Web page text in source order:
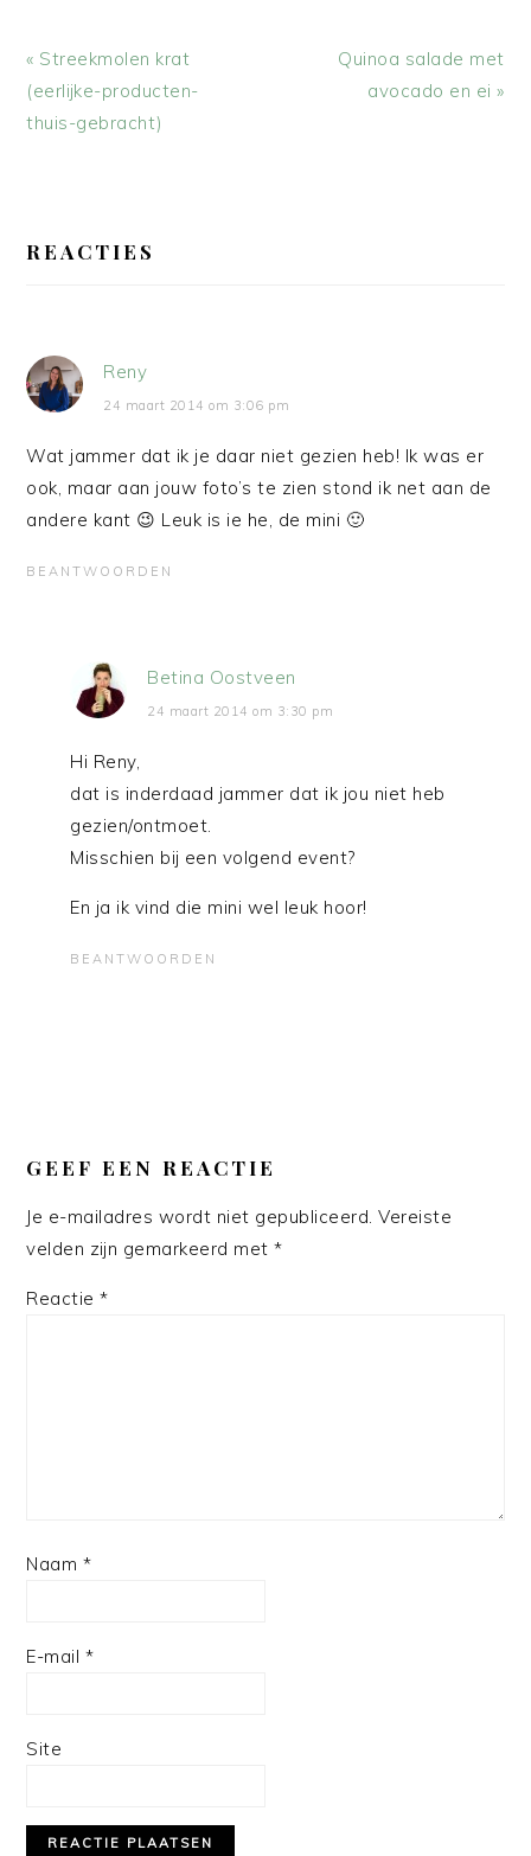
Vorig
bericht:
« Streekmolen krat
(eerlijke-producten-
thuis-gebracht)
Volgend
bericht:
Quinoa salade met
avocado en ei »
INTERACTIES
REACTIES
Reny
24 maart 2014 om 3:06 pm
Wat jammer dat ik je daar niet gezien heb! Ik was er
ook, maar aan jouw foto’s te zien stond ik net aan de
andere kant 😉 Leuk is ie he, de mini 🙂
BEANTWOORDEN
Betina Oostveen
24 maart 2014 om 3:30 pm
Hi Reny,
dat is inderdaad jammer dat ik jou niet heb
gezien/ontmoet.
Misschien bij een volgend event?
En ja ik vind die mini wel leuk hoor!
BEANTWOORDEN
GEEF EEN REACTIE
Je e-mailadres wordt niet gepubliceerd. Vereiste
velden zijn gemarkeerd met*
Reactie*
Naam *
E-mail *
Site